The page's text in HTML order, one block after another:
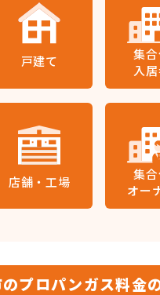
戸建て
集
入
店舗・工場
集
オー
プロパンガス料金